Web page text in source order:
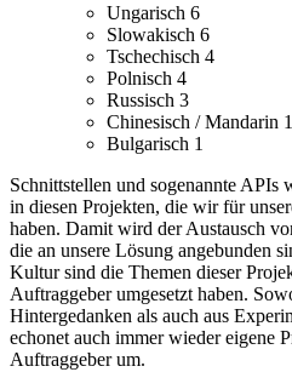
Ungarisch 6
Slowakisch 6
Tschechisch 4
Polnisch 4
Russisch 3
Chinesisch / Mandarin 1
Bulgarisch 1
Schnittstellen und sogenannte APIs
in diesen Projekten, die wir für
haben. Damit wird der Austausch
die an unsere Lösung angebunden
Kultur sind die Themen dieser
Auftraggeber umgesetzt haben.
Hintergedanken als auch aus
echonet auch immer wieder eigene
Auftraggeber um.